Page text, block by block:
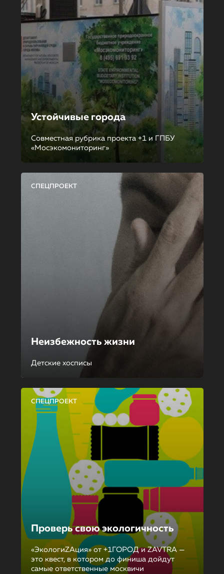
Устойчивые города
Совместная рубрика проекта +1 и ГПБУ
«Мосэкомониторинг»
СПЕЦПРОЕКТ
Неизбежность жизни
Детские хосписы
СПЕЦПРОЕКТ
Проверь свою экологичность
«ЭкологиZAция» от +1ГОРОД и ZAVTRA —
это квест, в котором до финиша дойдут
самые ответственные москвичи